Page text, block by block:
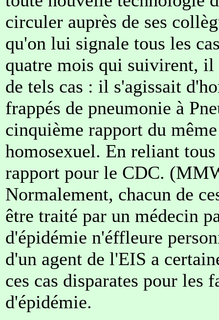
circuler auprès de ses
qu'on lui signale tous les
quatre mois qui suivirent, il
de tels cas : il s'agissait
frappés de pneumonie à
cinquième rapport du
homosexuel. En reliant
rapport pour le CDC.
Normalement, chacun de
être traité par un médecin
d'épidémie n'éffleure
d'un agent de l'EIS a
ces cas disparates pour les
d'épidémie.